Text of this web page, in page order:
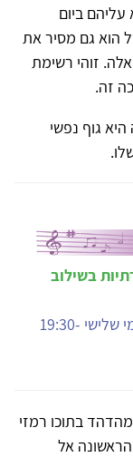
ביום
הוא גם מסיר את
זוהי רשימת
זה.
גוף נפשי
בשילוב
פתיחה 3.11.26. הקורס מועבר בזום. בימי שלישי 19:30-
בתוכו רמזי
אל